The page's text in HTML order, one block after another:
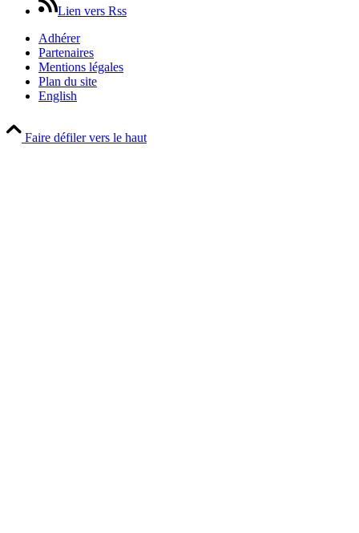
Lien vers Rss
Adhérer
Partenaires
Mentions légales
Plan du site
English
Faire défiler vers le haut